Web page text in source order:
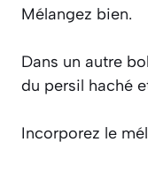
Mélangez bien.
Dans un autre
du persil haché
Incorporez le